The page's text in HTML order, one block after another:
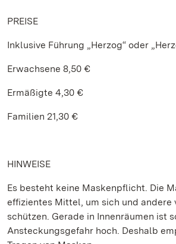
PREISE
Inklusive Führung „Herzog“ oder
Erwachsene 8,50 €
Ermäßigte 4,30 €
Familien 21,30 €
HINWEISE
Es besteht keine Maskenpflicht. Die
effizientes Mittel, um sich und andere
schützen. Gerade in Innenräumen ist
Ansteckungsgefahr hoch. Deshalb